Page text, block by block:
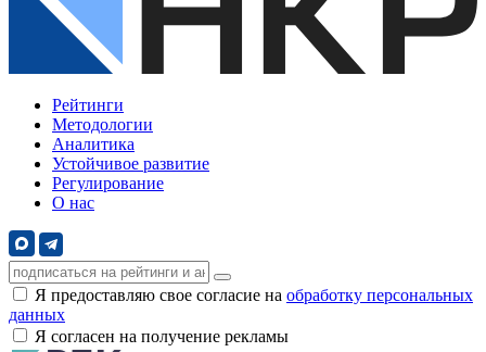
Рейтинги
Методологии
Аналитика
Устойчивое развитие
Регулирование
О нас
Я предоставляю свое согласие на обработку персональных
данных
Я согласен на получение рекламы